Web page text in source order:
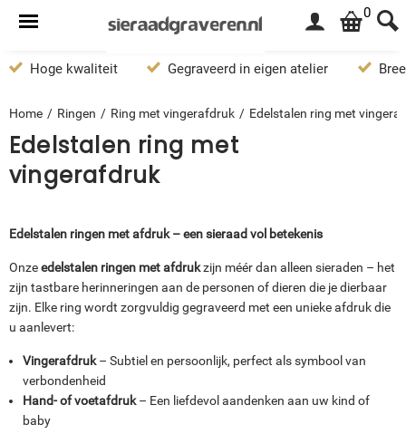
0
Hoge kwaliteit Gegraveerd in eigen atelier
Home / Ringen / Ring met vingerafdruk / Edelstalen ring met
Edelstalen ring met
vingerafdruk
Edelstalen ringen met afdruk – een sieraad vol betekenis
Onzeedelstalen ringen met afdrukzijn méér dan alleen sieraden – het
zijn tastbare herinneringen aan de personen of dieren die je dierbaar
zijn. Elke ring wordt zorgvuldig gegraveerd met een unieke afdruk die
u aanlevert:
Vingerafdruk– Subtiel en persoonlijk, perfect als symbool van
verbondenheid
Hand- of voetafdruk– Een liefdevol aandenken aan uw kind of
baby